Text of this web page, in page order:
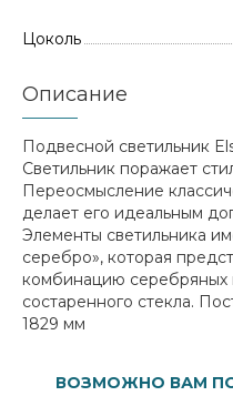
Цоколь
Описание
Подвесной светильник
Светильник поражает
Переосмысление
делает его идеальным
Элементы светильника
серебро», которая
комбинацию серебряных
состаренного стекла.
1829 мм
ВОЗМОЖНО ВАМ